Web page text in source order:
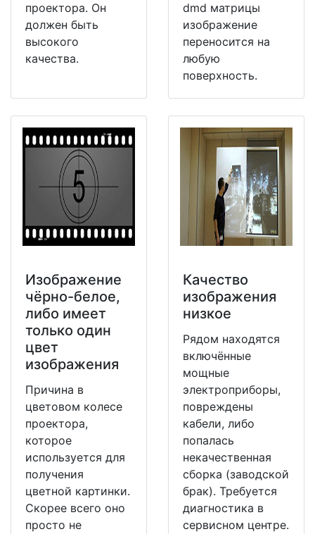
проектора. Он
должен быть
высокого
качества.
dmd матрицы
изображение
переносится на
любую
поверхность.
Изображение
чёрно-белое,
либо имеет
только один
цвет
изображения
Причина в
цветовом колесе
проектора,
которое
используется для
получения
цветной картинки.
Скорее всего оно
просто не
Качество
изображения
низкое
Рядом находятся
включённые
мощные
электроприборы,
повреждены
кабели, либо
попалась
некачественная
сборка (заводской
брак). Требуется
диагностика в
сервисном центре.